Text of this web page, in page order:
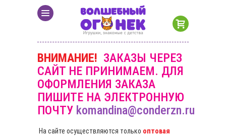
ВНИМАНИЕ! ЗАКАЗЫ ЧЕРЕЗ
САЙТ НЕ ПРИНИМАЕМ. ДЛЯ
ОФОРМЛЕНИЯ ЗАКАЗА
ПИШИТЕ НА ЭЛЕКТРОННУЮ
ПОЧТУ komandina@conderzn.ru
На сайте осуществляются только оптовая